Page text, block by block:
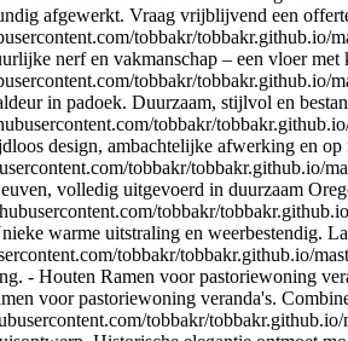
afgewerkt. Vraag vrijblijvend een
tobbakr/tobbakr.github.io/
nerf en vakmanschap – een vloer met
tobbakr/tobbakr.github.io/
in padoek. Duurzaam, stijlvol en
tobbakr/
design, ambachtelijke afwerking en
tobbakr/tobbakr.github.io/
volledig uitgevoerd in duurzaam
tobbakr/
warme uitstraling en weerbestendig.
tobbakr/tobbakr.github.io/
- Houten Ramen voor pastoriewoning
voor pastoriewoning veranda's.
tobbakr/